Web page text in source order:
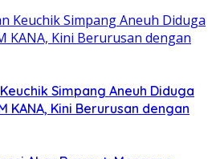
Simpang Aneuh Diduga
KANA, Kini Berurusan dengan